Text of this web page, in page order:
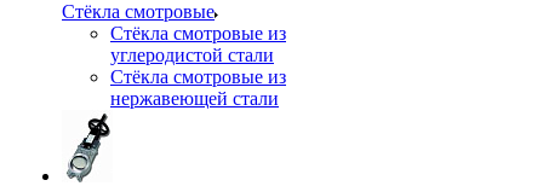
Стёкла смотровые
Стёкла смотровые из
углеродистой стали
Стёкла смотровые из
нержавеющей стали